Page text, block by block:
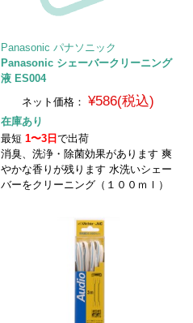
Panasonic パナソニック
Panasonic シェーバークリーニング
液 ES004
ネット価格： ¥586(税込)
在庫あり
最短1〜3日で出荷
消臭、洗浄・除菌効果があります 爽
やかな香りが残ります 水洗いシェー
バーをクリーニング（１００ｍｌ）